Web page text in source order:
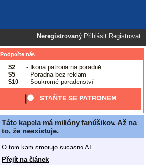
Neregistrovaný Přihlásit Registrovat
Podpořte nás
$2
- Ikona patrona na poradně
$5
- Poradna bez reklam
$10
- Soukromé poradenství
STAŇTE SE PATRONEM
Táto kapela má milióny fanúšikov. Až na
to, že neexistuje.
O tom kam smeruje sucasne AI.
Přejít na článek